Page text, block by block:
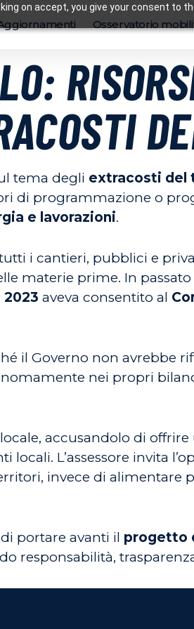
on accept, you give your consent to
Osservatorio
tema degli extracosti del
di programmazione o
e lavorazioni.
i cantieri, pubblici e
materie prime. In
2023 aveva consentito al
il Governo non avrebbe
nei propri
accusandolo di
L’assessore invita
invece di alimentare
portare avanti il progetto
responsabilità,